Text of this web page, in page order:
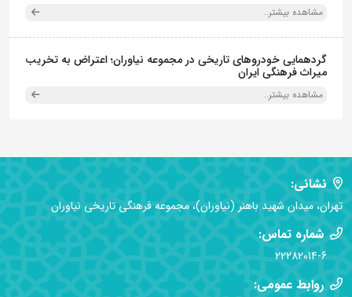
مشاهده بیشتر..
گردهمایی خودروهای تاریخی در مجموعه نیاوران؛ اعتراض به تخریب
میراث فرهنگی ایران
مشاهده بیشتر..
نشانی:
تهران، میدان شهید باهنر (نیاوران)، مجموعه فرهنگی تاریخی نیاوران
شماره تماس:
22282014-6
روابط عمومی: